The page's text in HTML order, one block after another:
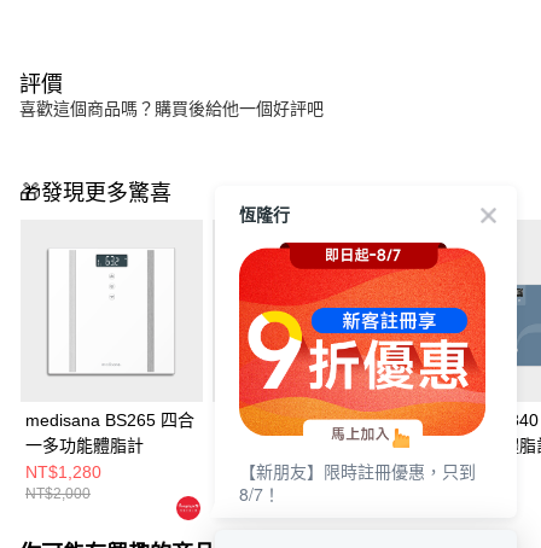
評價
喜歡這個商品嗎？購買後給他一個好評吧
🎁發現更多驚喜
medisana BS265 四合
一多功能體脂計
NT$1,280
NT$2,000
medisana 56合1 智能
八點傳感體脂計
NT$4,280
medisana
1藍牙多功能體脂
(藍/白)
NT$2,380
恆隆行
【新朋友】限時註冊優惠，只到
8/7！